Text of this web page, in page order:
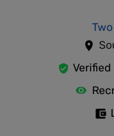
Verified